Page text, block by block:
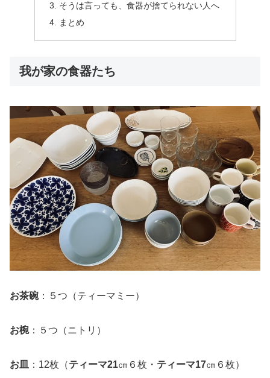
そうは言っても、食器が捨てられない人へ
まとめ
我が家の食器たち
お茶碗：５つ（ティーマミー）
お椀：５つ（ニトリ）
お皿 ：12枚（ティーマ21㎝６枚・ ティーマ17㎝６枚）